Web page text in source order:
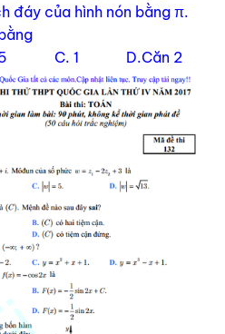
đáy của hình nón bằng π.
5 C. 1 D.Căn 2